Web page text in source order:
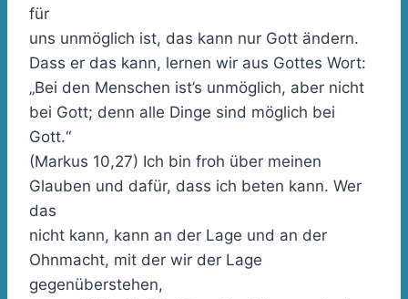
für
uns unmöglich ist, das kann nur Gott ändern.
Dass er das kann, lernen wir aus Gottes Wort:
„Bei den Menschen ist’s unmöglich, aber nicht
bei Gott; denn alle Dinge sind möglich bei
Gott.“
(Markus 10,27) Ich bin froh über meinen
Glauben und dafür, dass ich beten kann. Wer
das
nicht kann, kann an der Lage und an der
Ohnmacht, mit der wir der Lage
gegenüberstehen,